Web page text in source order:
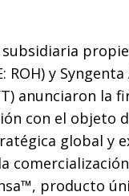
ROH) y Syngenta
anunciaron la
con el objeto
global y
producto